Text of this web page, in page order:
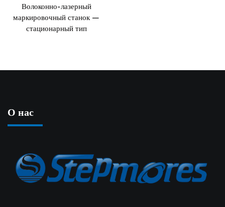
Волоконно-лазерный
маркировочный станок —
стационарный тип
О нас